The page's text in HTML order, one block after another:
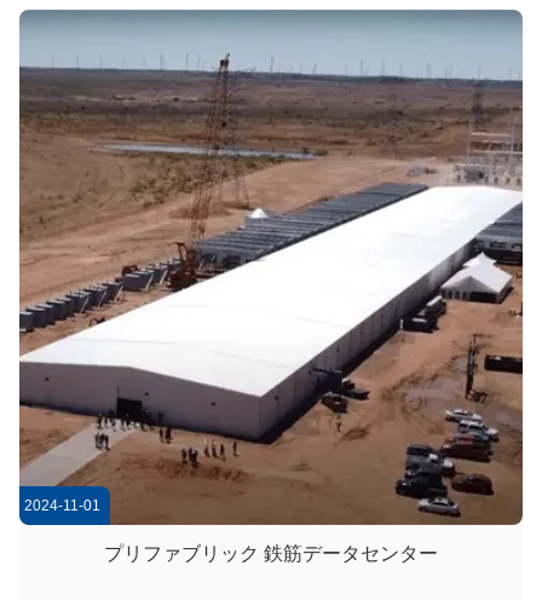
計 さ れ た耐久性を高めるため二重層保存剤で処理された堅固
な鋼構造と,効率的な排水のために急な屋根傾きがあります. 主
な構造はH型鋼梁と直径14~16インチの管状鋼柱を使用し,優れ
た強度と安定性を保証します.10-12 メートルの柱間隔は,空間
利用を最大化しますプレストレスの付いた鉄筋コンクリ...
2024-11-01
プリファブリック 鉄筋データセンター